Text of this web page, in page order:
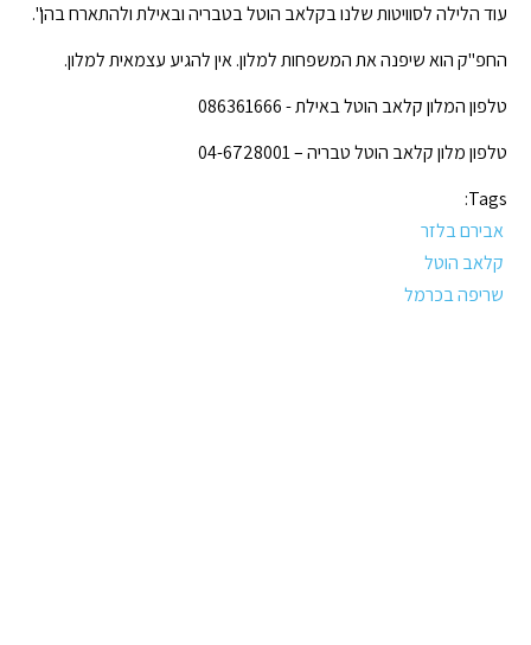
עוד הלילה לסוויטות שלנו בקלאב הוטל בטבריה ובאילת ולהתארח בהן".
החפ"ק הוא שיפנה את המשפחות למלון. אין להגיע עצמאית למלון.
טלפון המלון קלאב הוטל באילת - 086361666
טלפון מלון קלאב הוטל טבריה – 04-6728001
Tags:
אבירם בלזר
קלאב הוטל
שריפה בכרמל